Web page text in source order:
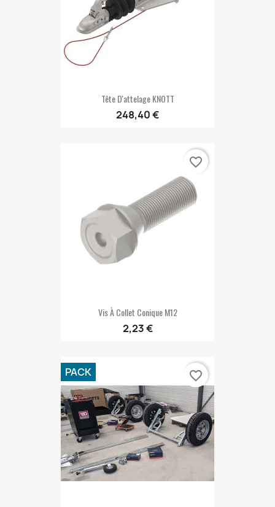
Tête D'attelage KNOTT
248,40 €
Vis À Collet Conique M12
2,23 €
favorite_border
PACK favorite_border